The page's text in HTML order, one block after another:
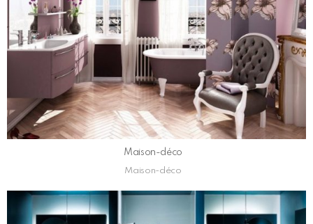
Maison-déco
Maison-déco